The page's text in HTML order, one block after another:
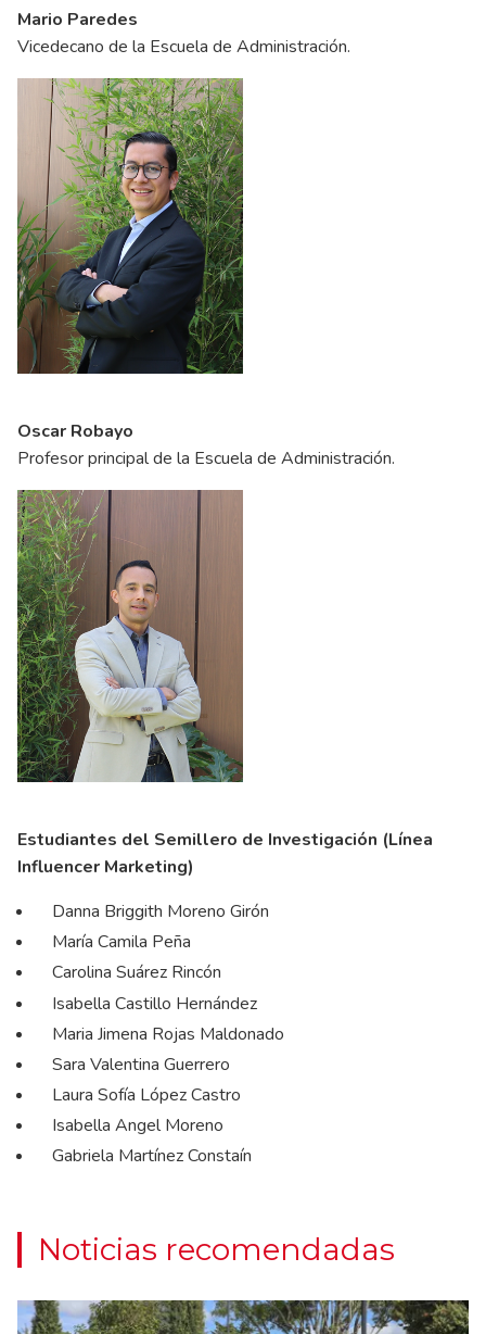
Mario Paredes
Vicedecano de la Escuela de Administración.
Oscar Robayo
Profesor principal de la Escuela de Administración.
Estudiantes del Semillero de Investigación (Línea
Influencer Marketing)
Danna Briggith Moreno Girón
María Camila Peña
Carolina Suárez Rincón
Isabella Castillo Hernández
Maria Jimena Rojas Maldonado
Sara Valentina Guerrero
Laura Sofía López Castro
Isabella Angel Moreno
Gabriela Martínez Constaín
Noticias recomendadas